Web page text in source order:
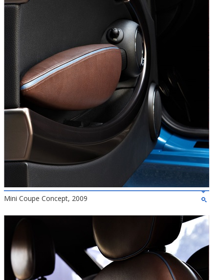
Mini Coupe Concept, 2009